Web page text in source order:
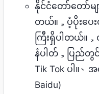
နိုင်ငံတော်တော်မျ
တယ်။，ပံ့ပိုးပေ
ကြီးရှိပါတယ်။
နံပါတ်，ပြည်တွင်
Tik Tok ပါ။、
Baidu)